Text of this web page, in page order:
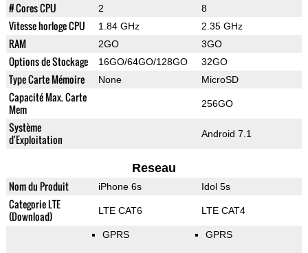
# Cores CPU 2 8
Vitesse horloge CPU 1.84 GHz 2.35 GHz
RAM 2GO 3GO
Options de Stockage 16GO/64GO/128GO 32GO
Type Carte Mémoire None MicroSD
Capacité Max. Carte
Mem
256GO
Système
d'Exploitation
Android 7.1
Reseau
Nom du Produit iPhone 6s Idol 5s
Categorie LTE
(Download)
LTE CAT6 LTE CAT4
GPRS GPRS